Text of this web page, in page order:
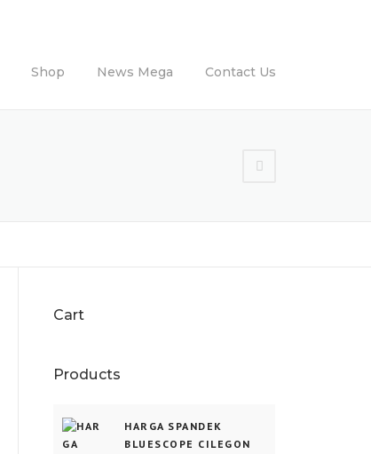
Shop News Mega Contact Us
Cart
Products
HARGA SPANDEK
BLUESCOPE CILEGON